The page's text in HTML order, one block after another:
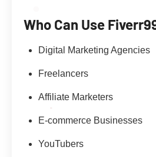
Who Can Use
Digital Marketing Agencies
Freelancers
Affiliate Marketers
E-commerce Businesses
YouTubers